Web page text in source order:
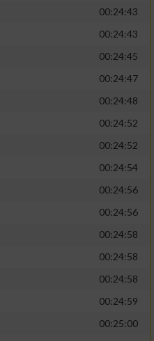
00:24:43
00:24:43
00:24:45
00:24:47
00:24:48
00:24:52
00:24:52
00:24:54
00:24:56
00:24:56
00:24:58
00:24:58
00:24:58
00:24:59
00:25:00